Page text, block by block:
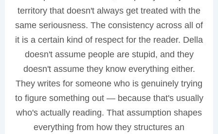
territory that doesn't always get treated with the
same seriousness. The consistency across all of
it is a certain kind of respect for the reader. Della
doesn't assume people are stupid, and they
doesn't assume they know everything either.
They writes for someone who is genuinely trying
to figure something out — because that's usually
who's actually reading. That assumption shapes
everything from how they structures an